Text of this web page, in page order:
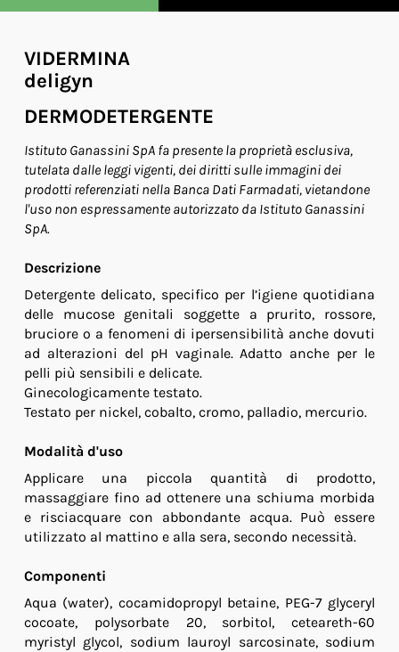
VIDERMINA
deligyn
DERMODETERGENTE
Istituto Ganassini SpA fa presente la proprietà esclusiva,
tutelata dalle leggi vigenti, dei diritti sulle immagini dei
prodotti referenziati nella Banca Dati Farmadati, vietandone
l'uso non espressamente autorizzato da Istituto Ganassini
SpA.
Descrizione
Detergente delicato, specifico per l’igiene quotidiana
delle mucose genitali soggette a prurito, rossore,
bruciore o a fenomeni di ipersensibilità anche dovuti
ad alterazioni del pH vaginale. Adatto anche per le
pelli più sensibili e delicate.
Ginecologicamente testato.
Testato per nickel, cobalto, cromo, palladio, mercurio.
Modalità d'uso
Applicare una piccola quantità di prodotto,
massaggiare fino ad ottenere una schiuma morbida
e risciacquare con abbondante acqua. Può essere
utilizzato al mattino e alla sera, secondo necessità.
Componenti
Aqua (water), cocamidopropyl betaine, PEG-7 glyceryl
cocoate, polysorbate 20, sorbitol, ceteareth-60
myristyl glycol, sodium lauroyl sarcosinate, sodium